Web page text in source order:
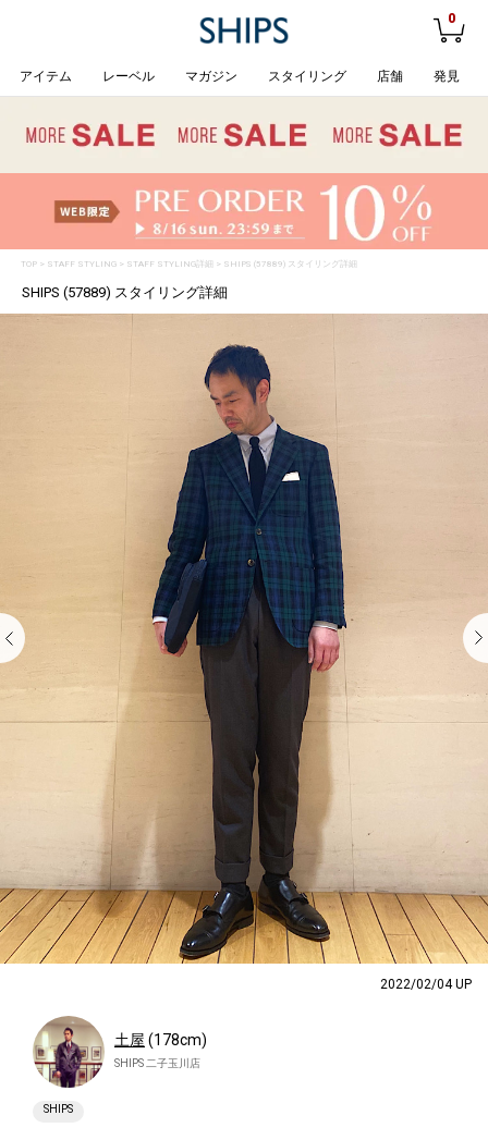
0
アイテム レーベル マガジン スタイリング 店舗 発見
TOP> STAFF STYLING> STAFF STYLING詳細 > SHIPS (57889) スタイリング詳細
SHIPS (57889) スタイリング詳細
2022/02/04 UP
土屋 (178cm)
SHIPS 二子玉川店
SHIPS